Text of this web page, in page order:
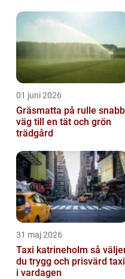
01 juni 2026
Gräsmatta på rulle snabb
väg till en tät och grön
trädgård
31 maj 2026
Taxi katrineholm så väljer
du trygg och prisvärd taxi
i vardagen